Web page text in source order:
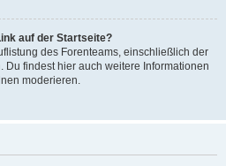
auf der Startseite?
des Forenteams, einschließlich der
Du findest hier auch weitere Informationen
moderieren.